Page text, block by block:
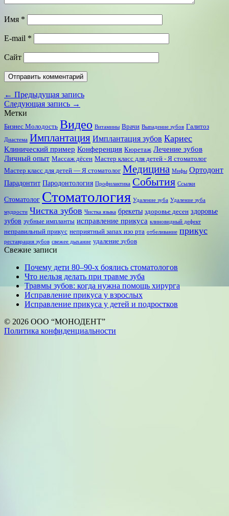
Имя *
E-mail *
Сайт
← Предыдущая запись
Следующая запись →
Метки
Бизнес Молодость Видео Витамины Врачи Выпадение зубов Галитоз
Диастема Имплантация Имплантация зубов Кариес
Клинический пример Конференция Кюретаж Лечение зубов
Личный опыт Массаж дёсен Мастер класс для детей - Я стоматолог
Мастер класс для детей — Я стоматолог Медицина Мифы Ортодонт
Парадонтит Пародонтология Профилактика События Ссылки
Стоматолог Стоматология Удаление зуба Удаление зуба
мудрости Чистка зубов Чистка языка брекеты здоровье десен здоровье
зубов зубные импланты исправление прикуса клиновидный дефект
неправильный прикус неприятный запах изо рта отбеливание прикус
реставрация зубов свежее дыхание удаление зубов
Свежие записи
Почему дети 80–90‑х боялись стоматологов
Что нельзя делать при травме зуба
Травмы зубов: когда нужна помощь хирурга
Исправление прикуса у взрослых
Исправление прикуса у детей и подростков
© 2026 ООО “МОНОДЕНТ”
Политика конфиденциальности